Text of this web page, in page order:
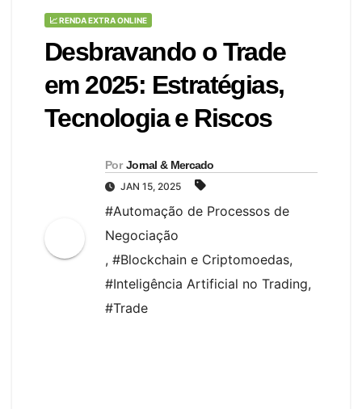
📈 RENDA EXTRA ONLINE
Desbravando o Trade
em 2025: Estratégias,
Tecnologia e Riscos
Por Jornal & Mercado
JAN 15, 2025
#Automação de Processos de
Negociação
, #Blockchain e Criptomoedas,
#Inteligência Artificial no Trading,
#Trade